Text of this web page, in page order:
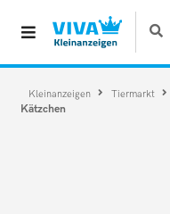
Kleinanzeigen Tiermarkt
Kätzchen